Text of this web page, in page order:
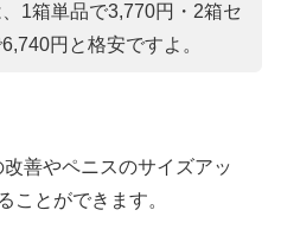
、1箱単品で3,770円・2箱セ
円と格安ですよ。
善やペニスのサイズアッ
ことができます。